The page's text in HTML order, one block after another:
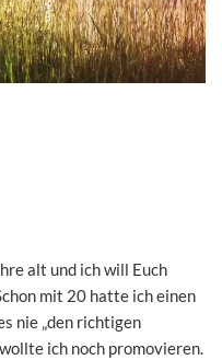
alt und ich will Euch
mit 20 hatte ich einen
nie „den richtigen
ich noch promovieren.